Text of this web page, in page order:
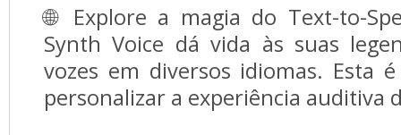
🌐 Explore a magia do Text-to-
Synth Voice dá vida às suas
vozes em diversos idiomas. Esta
personalizar a experiência auditiva